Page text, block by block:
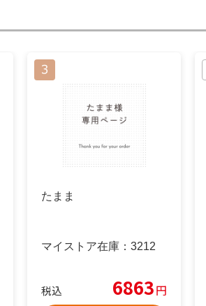
たまま
マイストア在庫： 3212
税込 6863円